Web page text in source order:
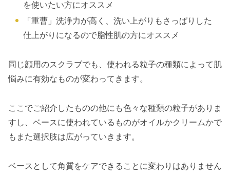
を使いたい方にオススメ
「重曹」洗浄力が高く、洗い上がりもさっぱりした
仕上がりになるので脂性肌の方にオススメ
同じ顔用のスクラブでも、使われる粒子の種類によって肌
悩みに有効なものが変わってきます。
ここでご紹介したものの他にも色々な種類の粒子がありま
すし、ベースに使われているものがオイルかクリームかで
もまた選択肢は広がっていきます。
ベースとして角質をケアできることに変わりはありません